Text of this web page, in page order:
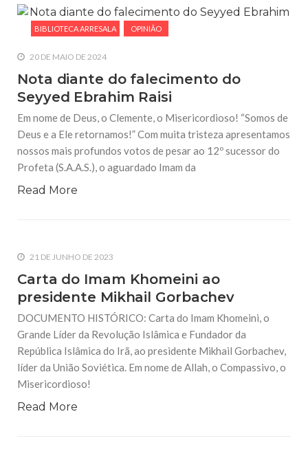
BIBLIOTECA ARRESALA OPINIÃO
20 DE MAIO DE 2024
Nota diante do falecimento do
Seyyed Ebrahim Raisi
Em nome de Deus, o Clemente, o Misericordioso! “Somos de
Deus e a Ele retornamos!” Com muita tristeza apresentamos
nossos mais profundos votos de pesar ao 12º sucessor do
Profeta (S.A.A.S.), o aguardado Imam da
Read More
21 DE JUNHO DE 2023
Carta do Imam Khomeini ao
presidente Mikhail Gorbachev
DOCUMENTO HISTÓRICO: Carta do Imam Khomeini, o
Grande Líder da Revolução Islâmica e Fundador da
República Islâmica do Irã, ao presidente Mikhail Gorbachev,
líder da União Soviética. Em nome de Allah, o Compassivo, o
Misericordioso!
Read More